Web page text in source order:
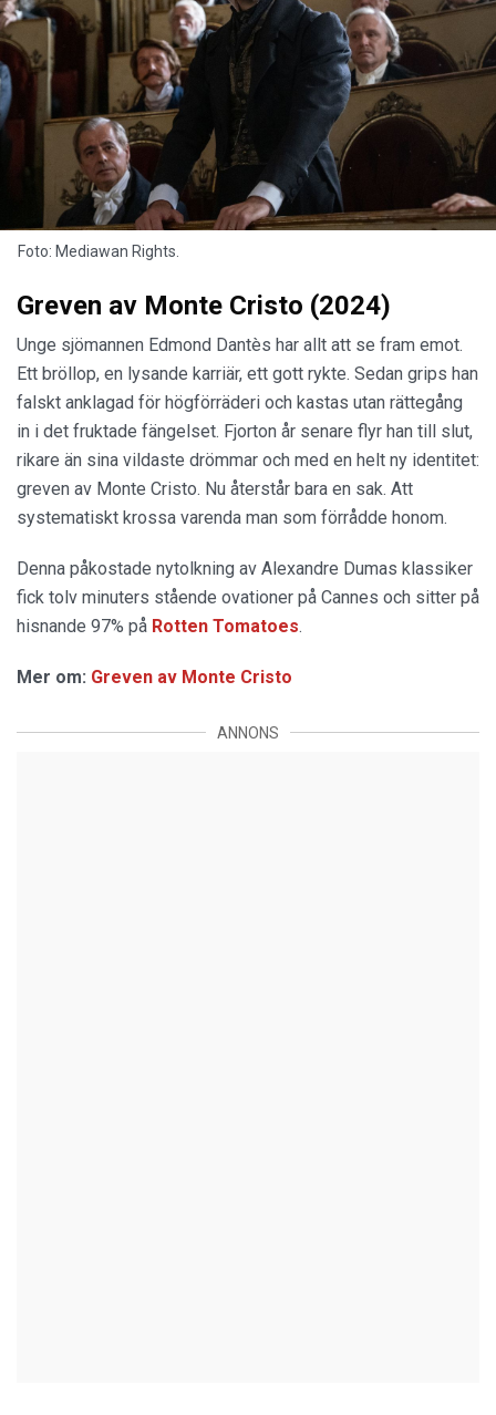
Foto: Mediawan Rights.
Greven av Monte Cristo (2024)
Unge sjömannen Edmond Dantès har allt att se fram emot.
Ett bröllop, en lysande karriär, ett gott rykte. Sedan grips han
falskt anklagad för högförräderi och kastas utan rättegång
in i det fruktade fängelset. Fjorton år senare flyr han till slut,
rikare än sina vildaste drömmar och med en helt ny identitet:
greven av Monte Cristo. Nu återstår bara en sak. Att
systematiskt krossa varenda man som förrådde honom.
Denna påkostade nytolkning av Alexandre Dumas klassiker
fick tolv minuters stående ovationer på Cannes och sitter på
hisnande 97% på Rotten Tomatoes.
Mer om: Greven av Monte Cristo
ANNONS